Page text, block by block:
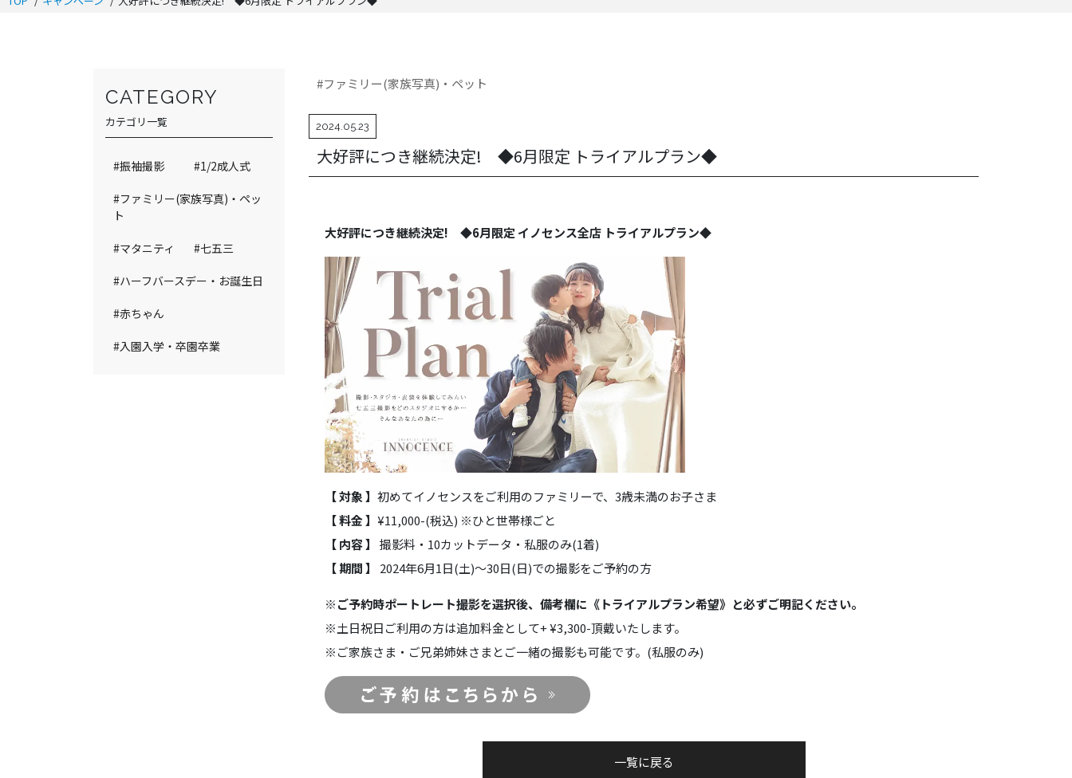
#ファミリー(家族写真)・ペット
2024.05.23
大好評につき継続決定! ◆6月限定 トライアルプラン◆
大好評につき継続決定! ◆6月限定 イノセンス全店 トライアルプラン◆
【 対象 】 初めてイノセンスをご利用のファミリーで、3歳未満のお子さま
【 料金 】 ¥11,000-(税込) ※ひと世帯様ごと
【 内容 】
撮影料・10カットデータ・私服のみ(1着)
【 期間 】
2024年6月1日(土)～30日(日)での撮影をご予約の方
※ご予約時ポートレート撮影を選択後、備考欄に《トライアルプラン希望》と必ずご明記ください。
※土日祝日ご利用の方は追加料金として+ ¥3,300-頂戴いたします。
※ご家族さま・ご兄弟姉妹さまとご一緒の撮影も可能です。(私服のみ)
一覧に戻る
CATEGORY
カテゴリ一覧
#振袖撮影 #1/2成人式
#ファミリー(家族写真)・ペッ
ト
#マタニティ #七五三
#ハーフバースデー・お誕生日
#赤ちゃん
#入園入学・卒園卒業